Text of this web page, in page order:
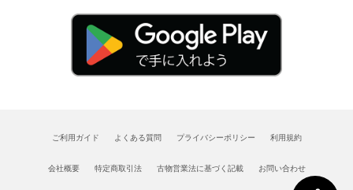
ご利用ガイド よくある質問 プライバシーポリシー 利用規約
会社概要 特定商取引法 古物営業法に基づく記載 お問い合わせ